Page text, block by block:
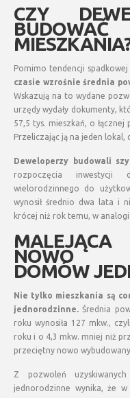
CZY
Pomimo tendencji spadkowej
czasie wzrośnie średnia
Wskazują na to wydane
urzędy wydały dokumenty,
57,5 tys. mieszkań, o
Przeliczając ją na jeden lokal,
Deweloperzy budowali
rozpoczęcia inwestycji
wielorodzinnego do
wynosił średnio dwa lata i
krócej niż rok temu, w
NOWO
DOMÓW
Nie tylko mieszkania są
jednorodzinne. Średnia
roku wynosiła 127 mkw.,
roku i o 4,3 mkw. mniej niż
przeciętny nowo
Z pozwoleń
jednorodzinne wynika, że